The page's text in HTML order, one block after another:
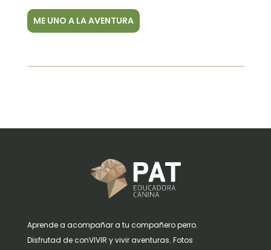
ME UNO A LA AVENTURA
Aprende a acompañar a tu compañero perro.
Disfrutad de conVIVIR y vivir aventuras. Fotos